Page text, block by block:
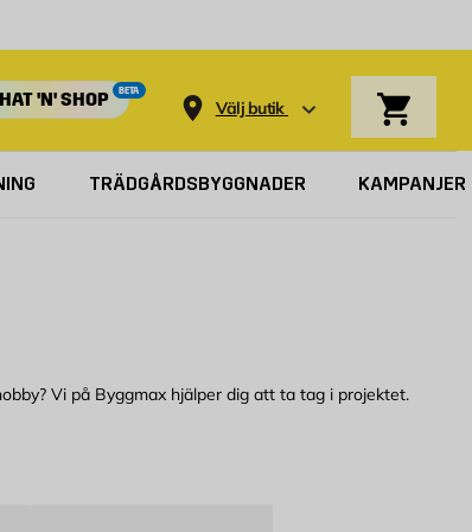
'N' SHOP
BETA
Välj butik
TRÄDGÅRDSBYGGNADER KAMPANJER
Vi på Byggmax hjälper dig att ta tag i projektet.